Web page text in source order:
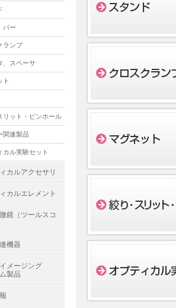
バー
ランプ
、スペーサ
ト
リット・ピンホール
関連製品
カル実験セット
カルアクセサリ
カルエレメント
鏡（ツールスコ
機器
メージング
製品